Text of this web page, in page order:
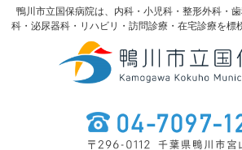
鴨川市立国保病院は、内科・小児科・整形外科・
科・泌尿器科・リハビリ・訪問診療・在宅診療を標